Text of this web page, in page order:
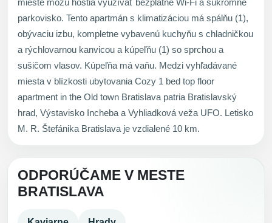
parkovisko. Tento apartmán s klimatizáciou má spálňu (1),
obývaciu izbu, kompletne vybavenú kuchyňu s chladničkou
a rýchlovarnou kanvicou a kúpeľňu (1) so sprchou a
sušičom vlasov. Kúpeľňa má vaňu. Medzi vyhľadávané
miesta v blízkosti ubytovania Cozy 1 bed top floor
apartment in the Old town Bratislava patria Bratislavský
hrad, Výstavisko Incheba a Vyhliadková veža UFO. Letisko
M. R. Štefánika Bratislava je vzdialené 10 km.
ODPORÚČAME V MESTE
BRATISLAVA